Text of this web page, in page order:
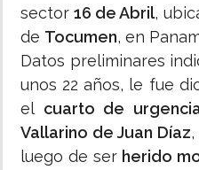
sector16 de Abril,
de Tocumen, en
Datos preliminares
unos 22 años, le fue
el cuarto de
Vallarino de Juan Díaz
luego de ser herido